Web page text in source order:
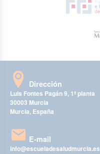
Dirección
Luis Fontes Pagán 9, 1ª planta
30003 Murcia
Murcia, España
E-mail
info@escueladesaludmurcia.es